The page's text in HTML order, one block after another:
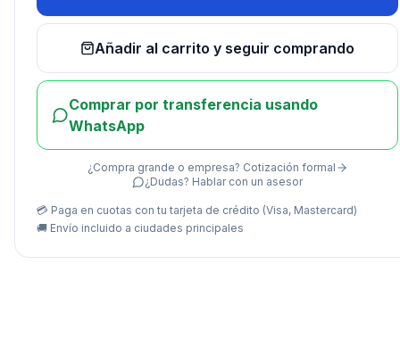
Añadir al carrito y seguir comprando
Comprar por transferencia usando
WhatsApp
¿Compra grande o empresa? Cotización formal
¿Dudas? Hablar con un asesor
💳 Paga en cuotas con tu tarjeta de crédito (Visa, Mastercard)
🚚 Envío incluido a ciudades principales